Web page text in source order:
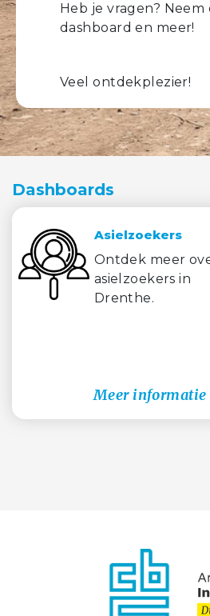
Heb je vragen?
dashboard en meer!
Veel ontdekplezier!
Dashboards
Asielzoekers
Ontdek meer
asielzoekers in
Drenthe.
Meer informatie